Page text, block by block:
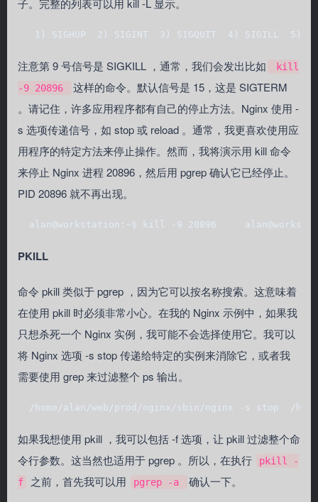
子。完整的列表可以用 kill -L 显示。
1) SIGHUP  2) SIGINT  3) SIGQUIT  4) SIGILL  5)
注意第 9 号信号是 SIGKILL ，通常，我们会发出比如
kill
-9 20896
这样的命令。默认信号是 15，这是 SIGTERM
。请记住，许多应用程序都有自己的停止方法。Nginx 使用 -
s 选项传递信号，如 stop 或 reload 。通常，我更喜欢使用应
用程序的特定方法来停止操作。然而，我将演示用 kill 命令
来停止 Nginx 进程 20896，然后用 pgrep 确认它已经停止。
PID 20896 就不再出现。
alan@workstation:~$ kill -9 20896
PKILL
命令 pkill 类似于 pgrep ，因为它可以按名称搜索。这意味着
在使用 pkill 时必须非常小心。在我的 Nginx 示例中，如果我
只想杀死一个 Nginx 实例，我可能不会选择使用它。我可以
将 Nginx 选项 -s stop 传递给特定的实例来消除它，或者我
需要使用 grep 来过滤整个 ps 输出。
/home/alan/web/prod/nginx/sbin/nginx -s stop  /
如果我想使用 pkill ，我可以包括 -f 选项，让 pkill 过滤整个命
令行参数。这当然也适用于 pgrep 。所以，在执行
pkill -
f
之前，首先我可以用 pgrep -a 确认一下。